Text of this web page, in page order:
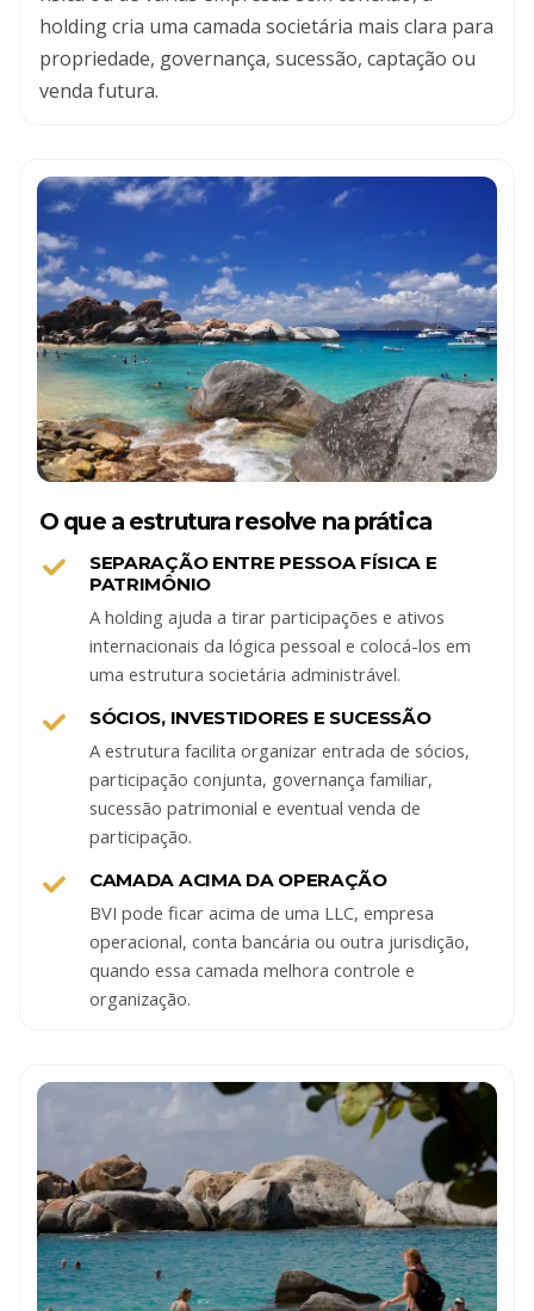
holding cria uma camada societária mais clara para
propriedade, governança, sucessão, captação ou
venda futura.
O que a estrutura resolve na prática
SEPARAÇÃO ENTRE PESSOA FÍSICA E
PATRIMÔNIO
A holding ajuda a tirar participações e ativos
internacionais da lógica pessoal e colocá-los em
uma estrutura societária administrável.
SÓCIOS, INVESTIDORES E SUCESSÃO
A estrutura facilita organizar entrada de sócios,
participação conjunta, governança familiar,
sucessão patrimonial e eventual venda de
participação.
CAMADA ACIMA DA OPERAÇÃO
BVI pode ficar acima de uma LLC, empresa
operacional, conta bancária ou outra jurisdição,
quando essa camada melhora controle e
organização.